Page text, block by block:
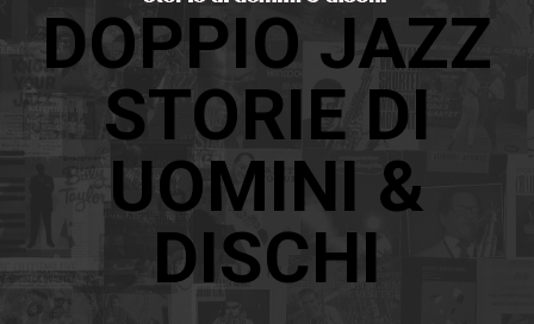
DOPPIO JAZZ
STORIE DI
UOMINI &
DISCHI